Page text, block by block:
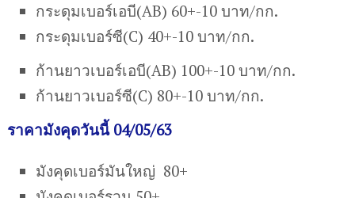
กระดุมเบอร์เอบี(AB) 60+-10 บาท/กก.
กระดุมเบอร์ซี(C) 40+-10 บาท/กก.
ก้านยาวเบอร์เอบี(AB) 100+-10 บาท/กก.
ก้านยาวเบอร์ซี(C) 80+-10 บาท/กก.
ราคามังคุดวันนี้ 04/05/63
มังคุดเบอร์มันใหญ่ 80+